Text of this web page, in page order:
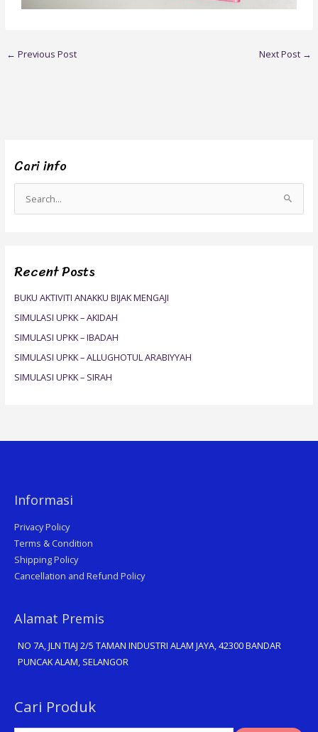
Cari info
e
c
o
r
:
Recent Posts
BUKU AKTIVITI ANAKKU BIJAK MENGAJI
SIMULASI UPKK – AKIDAH
SIMULASI UPKK – IBADAH
SIMULASI UPKK – ALLUGHOTUL ARABIYYAH
SIMULASI UPKK – SIRAH
← Previous Post Next Post →
Informasi
Privacy Policy
Terms & Condition
Shipping Policy
Cancellation and Refund Policy
Alamat Premis
NO 7A, JLN TIAJ 2/5 TAMAN INDUSTRI ALAM JAYA, 42300 BANDAR
PUNCAK ALAM, SELANGOR
Cari Produk
Search